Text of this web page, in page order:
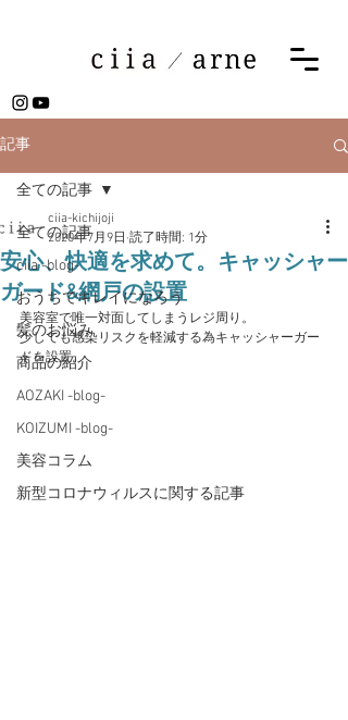
記事
全ての記事
ciia -blog-
おうちでキレイになろう
髪のお悩み
商品の紹介
AOZAKI -blog-
KOIZUMI -blog-
美容コラム
新型コロナウィルスに関する記事
全ての記事
安心、快適を求めて。キャッシャー
ガード&網戸の設置
ciia-kichijoji
2020年7月9日 読了時間: 1分
美容室で唯一対面してしまうレジ周り。
少しでも感染リスクを軽減する為キャッシャーガー
ドを設置。